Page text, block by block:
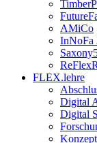
AMiCo
InNoFa
FLEX.lehre
Digital
Digital